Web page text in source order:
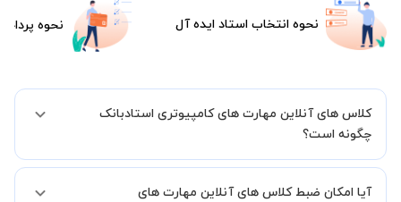
نحوه انتخاب استاد ایده آل نحوه
کلاس های آنلاین مهارت های کامپیوتری استادبانک
چگونه است؟
شما میدهیم که استاد شما پیش از جلسه تمامی موارد لازم برای برگزاری
آیا امکان ضبط کلاس های آنلاین مهارت های